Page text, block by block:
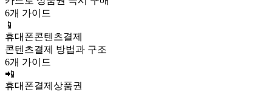
6개 가이드
📱
휴대폰콘텐츠결제
콘텐츠결제 방법과 구조
6개 가이드
📲
휴대폰결제상품권